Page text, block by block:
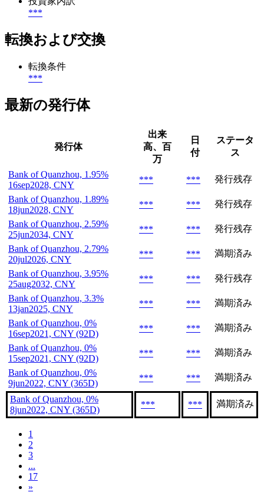
***
転換および交換
転換条件
***
最新の発行体
発行体
出来
高、百
万
日
付
ステータ
ス
Bank of Quanzhou, 1.95%
16sep2028, CNY
*** ***
発行残存
Bank of Quanzhou, 1.89%
18jun2028, CNY
*** ***
発行残存
Bank of Quanzhou, 2.59%
25jun2034, CNY
*** ***
発行残存
Bank of Quanzhou, 2.79%
20jul2026, CNY
*** ***
満期済み
Bank of Quanzhou, 3.95%
25aug2032, CNY
*** ***
発行残存
Bank of Quanzhou, 3.3%
13jan2025, CNY
*** ***
満期済み
Bank of Quanzhou, 0%
16sep2021, CNY (92D)
*** ***
満期済み
Bank of Quanzhou, 0%
15sep2021, CNY (92D)
*** ***
満期済み
Bank of Quanzhou, 0%
9jun2022, CNY (365D)
*** *** 満期済み
Bank of Quanzhou, 0%
8jun2022, CNY (365D)
*** *** 満期済み
1
2
3
...
17
»